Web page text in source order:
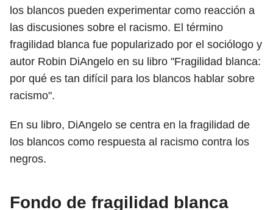
los blancos pueden experimentar como reacción a
las discusiones sobre el racismo. El término
fragilidad blanca fue popularizado por el sociólogo y
autor Robin DiAngelo en su libro "Fragilidad blanca:
por qué es tan difícil para los blancos hablar sobre
racismo".
En su libro, DiAngelo se centra en la fragilidad de
los blancos como respuesta al racismo contra los
negros.
Fondo de fragilidad blanca